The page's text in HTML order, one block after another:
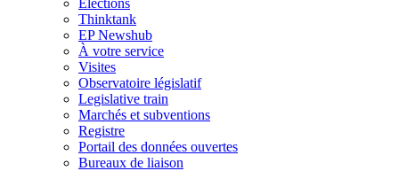
Élections
Thinktank
EP Newshub
À votre service
Visites
Observatoire législatif
Legislative train
Marchés et subventions
Registre
Portail des données ouvertes
Bureaux de liaison